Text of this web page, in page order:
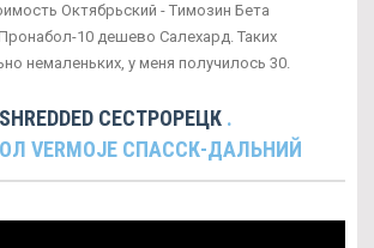
Октябрьский - Tимозин Бета
10 дешево Салехард. Таких
немаленьких, у меня получилось 30.
СЕСТРОРЕЦК .
VERMOJE СПАССК-ДАЛЬНИЙ